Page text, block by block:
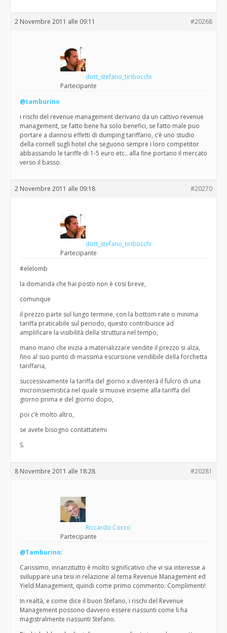
2 Novembre 2011 alle 09:11 #20268
dott_stefano_tiribocchi
Partecipante
@tamburino
i rischi del revenue management derivano da un cattivo revenue
management, se fatto bene ha solo benefici, se fatto male puo
portare a dannosi effetti di dumping tariffario, c’è uno studio
della cornell sugli hotel che seguono sempre i loro competitor
abbassando le tariffe di 1-5 euro etc.. alla fine portano il mercato
verso il basso.
2 Novembre 2011 alle 09:18 #20270
dott_stefano_tiribocchi
Partecipante
#elelomb
la domanda che hai posto non è cosi breve,
comunque
il prezzo parte sul lungo termine, con la bottom rate o minima
tariffa praticabile sul periodo, questo contribuisce ad
amplificare la visibilità della struttura nel tempo,
mano mano che inizia a materializzare vendite il prezzo si alza,
fino al suo punto di massima escursione vendibile della forchetta
tariffaria,
successivamente la tariffa del giorno x diventerà il fulcro di una
microinsiemistica nel quale si muove insieme alla tariffa del
giorno prima e del giorno dopo,
poi c’è molto altro,
se avete bisogno contattatemi
S.
8 Novembre 2011 alle 18:28 #20281
Riccardo Cocco
Partecipante
@Tamburino:
Carissimo, innanzitutto è molto significativo che vi sia interesse a
sviluppare una tesi in relazione al tema Revenue Management ed
Yield Management, quindi come primo commento: Complimenti!
In realtà, e come dice il buon Stefano, i rischi del Revenue
Management possono davvero essere riassunti come li ha
magistralmente riassunti Stefano.